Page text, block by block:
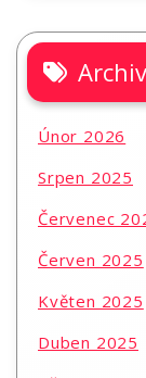
Únor 2026
Srpen 2025
Červenec
Červen 2025
Květen 2025
Duben 2025